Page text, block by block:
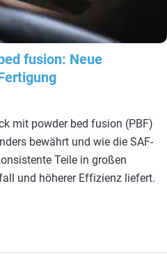
fusion: Neue
mit powder bed fusion (PBF)
bewährt und wie die SAF-
Teile in großen
und höherer Effizienz liefert.